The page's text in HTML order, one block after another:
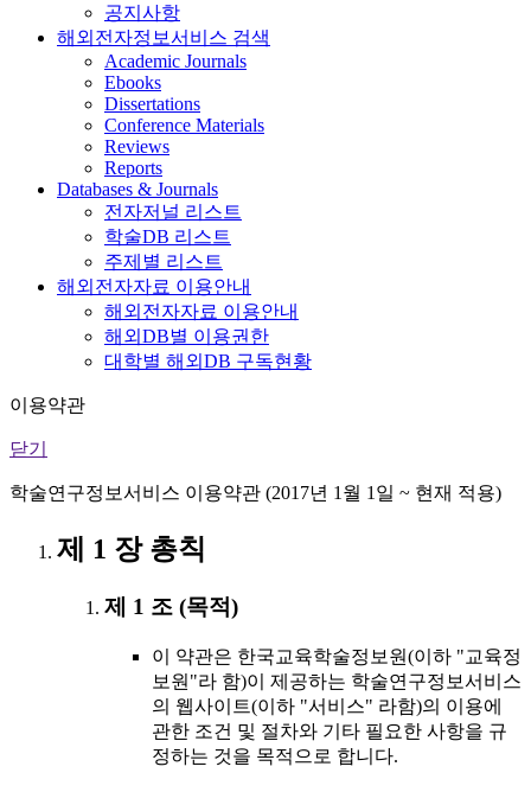
공지사항
해외전자정보서비스 검색
Academic Journals
Ebooks
Dissertations
Conference Materials
Reviews
Reports
Databases & Journals
전자저널 리스트
학술DB 리스트
주제별 리스트
해외전자자료 이용안내
해외전자자료 이용안내
해외DB별 이용권한
대학별 해외DB 구독현황
이용약관
닫기
학술연구정보서비스 이용약관 (2017년 1월 1일 ~ 현재 적용)
제 1 장 총칙
제 1 조 (목적)
이 약관은 한국교육학술정보원(이하 "교육정
보원"라 함)이 제공하는 학술연구정보서비스
의 웹사이트(이하 "서비스" 라함)의 이용에
관한 조건 및 절차와 기타 필요한 사항을 규
정하는 것을 목적으로 합니다.